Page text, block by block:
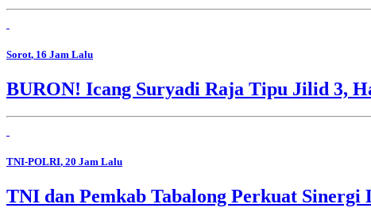
Sorot, 16 Jam Lalu
BURON! Icang Suryadi Raja Tipu Jilid 3,
TNI-POLRI, 20 Jam Lalu
TNI dan Pemkab Tabalong Perkuat Sinergi